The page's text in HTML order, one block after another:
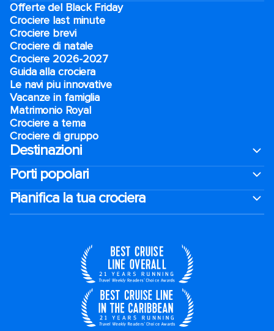
Offerte del Black Friday
Crociere last minute
Crociere brevi​
Crociere di natale​
Crociere 2026-2027
Guida alla crociera
Le navi piu innovative
Vacanze in famiglia
Matrimonio Royal
Crociere a tema
Crociere di gruppo
Destinazioni
Porti popolari
Pianifica la tua crociera